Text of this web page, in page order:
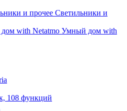
Светильники и
Умный дом with
108 функций